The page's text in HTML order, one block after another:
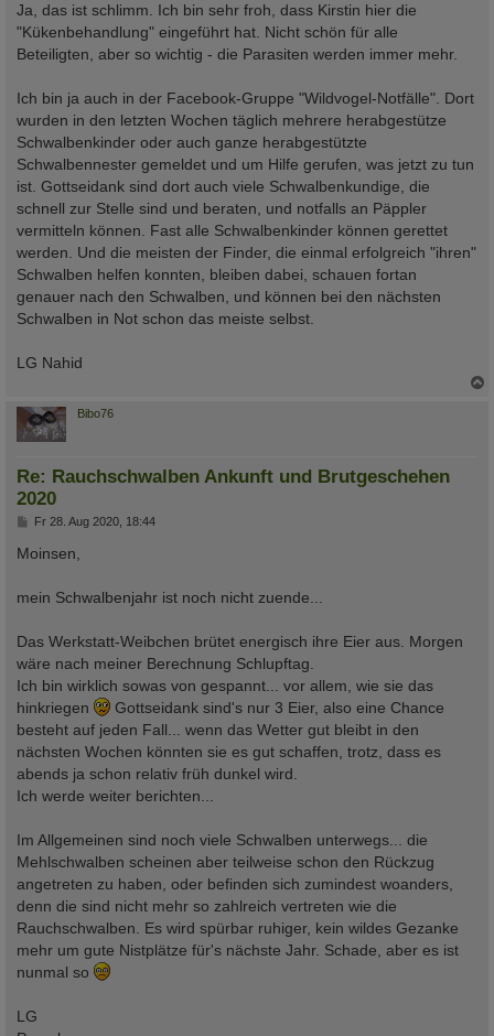
Ja, das ist schlimm. Ich bin sehr froh, dass Kirstin hier die
"Kükenbehandlung" eingeführt hat. Nicht schön für alle
Beteiligten, aber so wichtig - die Parasiten werden immer mehr.
Ich bin ja auch in der Facebook-Gruppe "Wildvogel-Notfälle". Dort
wurden in den letzten Wochen täglich mehrere herabgestütze
Schwalbenkinder oder auch ganze herabgestützte
Schwalbennester gemeldet und um Hilfe gerufen, was jetzt zu tun
ist. Gottseidank sind dort auch viele Schwalbenkundige, die
schnell zur Stelle sind und beraten, und notfalls an Päppler
vermitteln können. Fast alle Schwalbenkinder können gerettet
werden. Und die meisten der Finder, die einmal erfolgreich "ihren"
Schwalben helfen konnten, bleiben dabei, schauen fortan
genauer nach den Schwalben, und können bei den nächsten
Schwalben in Not schon das meiste selbst.
LG Nahid
Bibo76
Re: Rauchschwalben Ankunft und Brutgeschehen
2020
B
g
Fr 28. Aug 2020, 18:44
Moinsen,
mein Schwalbenjahr ist noch nicht zuende...
Das Werkstatt-Weibchen brütet energisch ihre Eier aus. Morgen
wäre nach meiner Berechnung Schlupftag.
Ich bin wirklich sowas von gespannt... vor allem, wie sie das
hinkriegen
Gottseidank sind's nur 3 Eier, also eine Chance
besteht auf jeden Fall... wenn das Wetter gut bleibt in den
nächsten Wochen könnten sie es gut schaffen, trotz, dass es
abends ja schon relativ früh dunkel wird.
Ich werde weiter berichten...
Im Allgemeinen sind noch viele Schwalben unterwegs... die
Mehlschwalben scheinen aber teilweise schon den Rückzug
angetreten zu haben, oder befinden sich zumindest woanders,
denn die sind nicht mehr so zahlreich vertreten wie die
Rauchschwalben. Es wird spürbar ruhiger, kein wildes Gezanke
mehr um gute Nistplätze für's nächste Jahr. Schade, aber es ist
nunmal so
LG